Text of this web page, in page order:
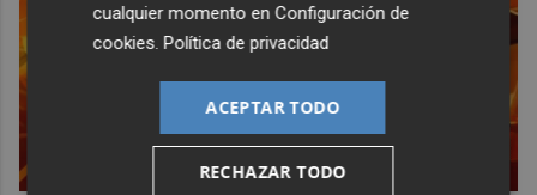
cualquier momento enConfiguración de
cookies .Política de privacidad
ACEPTAR TODO
RECHAZAR TODO